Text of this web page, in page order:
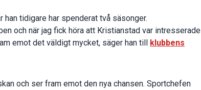
tidigare har spenderat två säsonger.
och när jag fick höra att Kristianstad var intresserade
emot det väldigt mycket, säger han till klubbens
och ser fram emot den nya chansen. Sportchefen